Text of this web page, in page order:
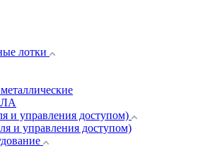
лотки
и управления доступом)
и управления доступом)